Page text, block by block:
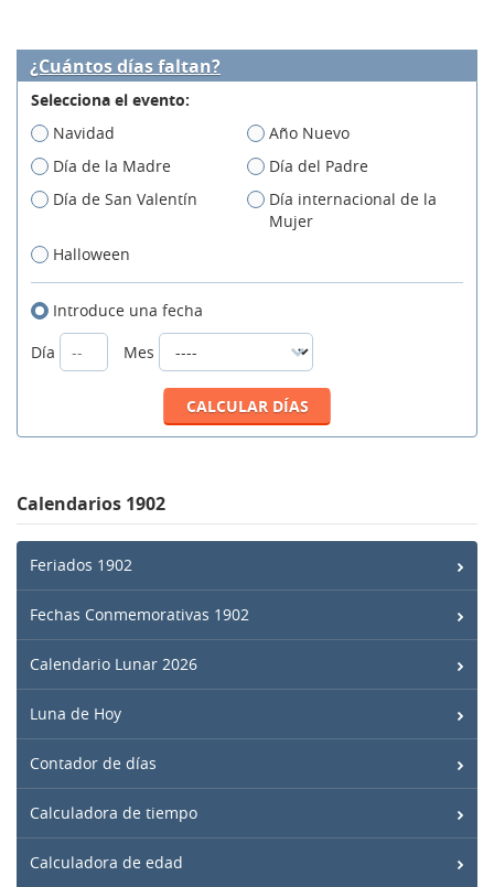
¿Cuántos días faltan?
Selecciona el evento:
Navidad
Año Nuevo
Día de la Madre
Día del Padre
Día de San Valentín
Día internacional de la
Mujer
Halloween
Introduce una fecha
Día
Mes
Calendarios 1902
Feriados 1902
Fechas Conmemorativas 1902
Calendario Lunar 2026
Luna de Hoy
Contador de días
Calculadora de tiempo
Calculadora de edad